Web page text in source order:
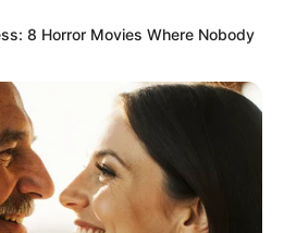
Famosos Notícia
Natalie Wood e
e tragédia em Hollywood.
Robert Wagner:
e tragédia em
8 Horror Movies Where Nobody